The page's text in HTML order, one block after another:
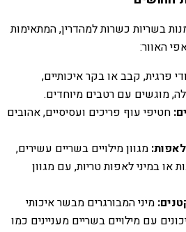
בשריות כשרות למהדרין, המתאימות
האוור:
פרגית, קבב או בקר איכותיים,
מוגשים עם רטבים מיוחדים.
חטיפי עוף פריכים ועסיסיים, אהובים
מגוון מילויים בשריים עשירים,
או במיני לאפות טריות, עם מגוון
מיני המבורגרים מבשר איכותי
עם מילויים בשריים מעניינים כמו